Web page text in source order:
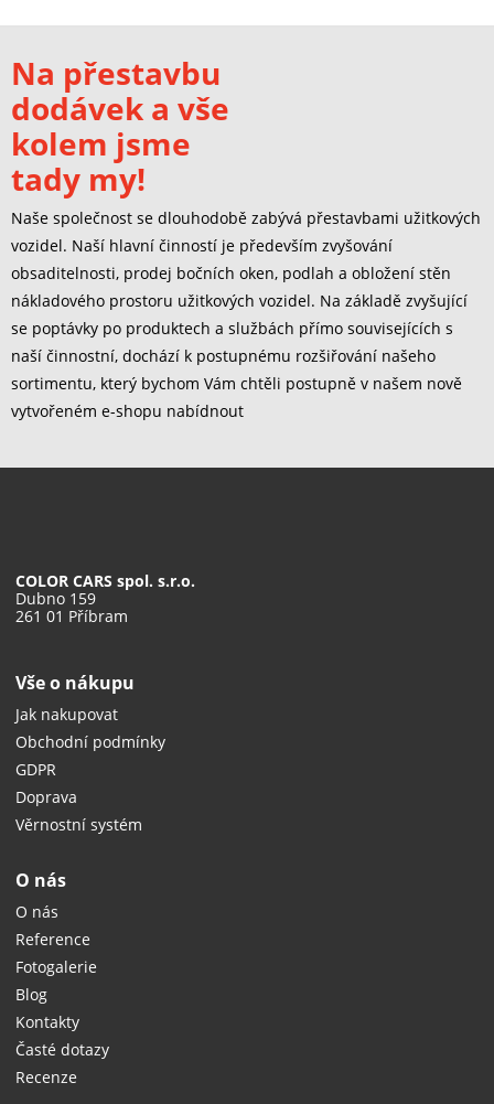
Na přestavbu
dodávek a vše
kolem jsme
tady my!
Naše společnost se dlouhodobě zabývá přestavbami užitkových
vozidel. Naší hlavní činností je především zvyšování
obsaditelnosti, prodej bočních oken, podlah a obložení stěn
nákladového prostoru užitkových vozidel. Na základě zvyšující
se poptávky po produktech a službách přímo souvisejících s
naší činnostní, dochází k postupnému rozšiřování našeho
sortimentu, který bychom Vám chtěli postupně v našem nově
vytvořeném e-shopu nabídnout
COLOR CARS spol. s.r.o.
Dubno 159
261 01 Příbram
Vše o nákupu
Jak nakupovat
Obchodní podmínky
GDPR
Doprava
Věrnostní systém
O nás
O nás
Reference
Fotogalerie
Blog
Kontakty
Časté dotazy
Recenze